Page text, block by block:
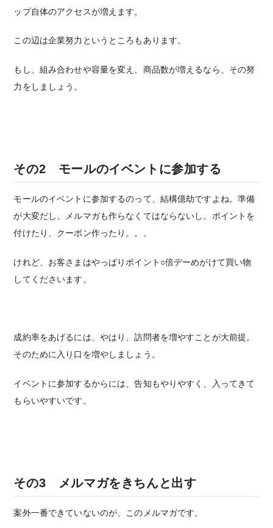
ップ自体のアクセスが増えます。
この辺は企業努力というところもあります。
もし、組み合わせや容量を変え、商品数が増えるなら、その努
力をしましょう。
その2 モールのイベントに参加する
モールのイベントに参加するのって、結構億劫ですよね。準備
が大変だし、メルマガも作らなくてはならないし。ポイントを
付けたり、クーポン作ったり。。。
けれど、お客さまはやっぱりポイント○倍デーめがけて買い物
してくださいます。
成約率をあげるには、やはり、訪問者を増やすことが大前提。
そのために入り口を増やしましょう。
イベントに参加するからには、告知もやりやすく、入ってきて
もらいやすいです。
その3 メルマガをきちんと出す
案外一番できていないのが、このメルマガです。